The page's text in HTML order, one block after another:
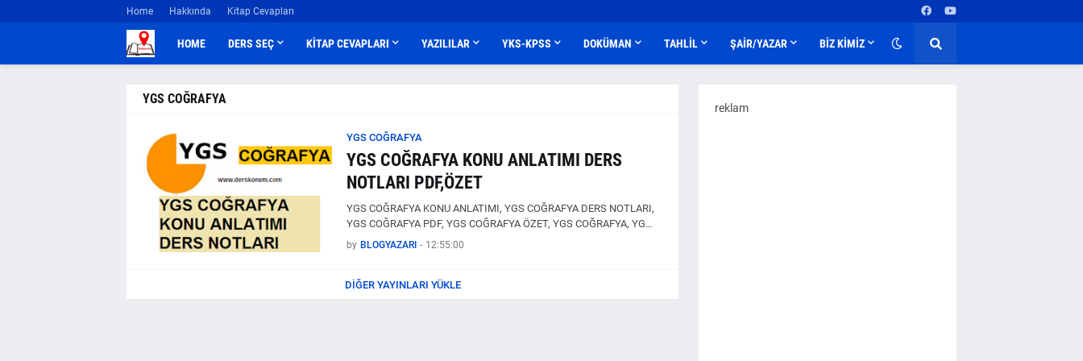
Home Hakkında Kitap Cevapları
HOME DERS SEÇ KİTAP CEVAPLARI YAZILILAR YKS-KPSS DOKÜMAN TAHLİL ŞAİR/YAZAR BİZ KİMİZ
YGS COĞRAFYA
YGS COĞRAFYA
YGS COĞRAFYA KONU ANLATIMI DERS
NOTLARI PDF,ÖZET
YGS COĞRAFYA KONU ANLATIMI, YGS COĞRAFYA DERS NOTLARI,
YGS COĞRAFYA PDF, YGS COĞRAFYA ÖZET, YGS COĞRAFYA, YG…
by BLOGYAZARI - 12:55:00
DIĞER YAYINLARI YÜKLE
reklam